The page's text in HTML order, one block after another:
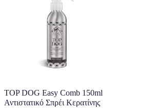
TOP DOG Easy Comb 150ml
Αντιστατικό Σπρέι Κερατίνης